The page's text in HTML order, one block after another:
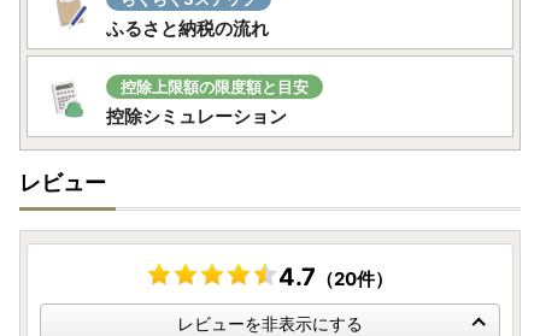
送はできません。
■ 賞味期限の長い食品・食品以外の返礼品について
以下のような返礼品は、比較的賞味期限が長く、
可能な場合がございます。
・缶詰、レトルト食品、乾麺、フリーズドライ食品など
・工芸品、雑貨、日用品などの食品以外の返礼品
再送をご希望の場合は、送料等の費用を荷受人様にご負担い
ただくこととなります。
再送をご希望の際は、「鯖江市ふるさと納税担当」までご連
絡のうえ、再送の対応可否および再送にかかる費用をご確認
ふるさと納税の流れ
控除上限額の限度額と目安
控除シミュレーション
レビュー
4.7 （20件）
レビューを非表示にする